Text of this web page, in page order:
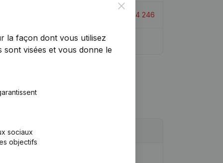
-4 246
Close
la façon dont vous utilisez
visées et vous donne le
sociaux
objectifs